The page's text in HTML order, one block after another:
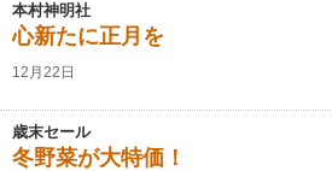
本村神明社
心新たに正月を
12月22日
歳末セール
冬野菜が大特価！